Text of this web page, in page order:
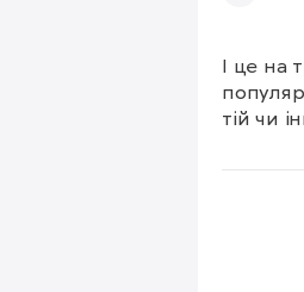
І це на
тій чи